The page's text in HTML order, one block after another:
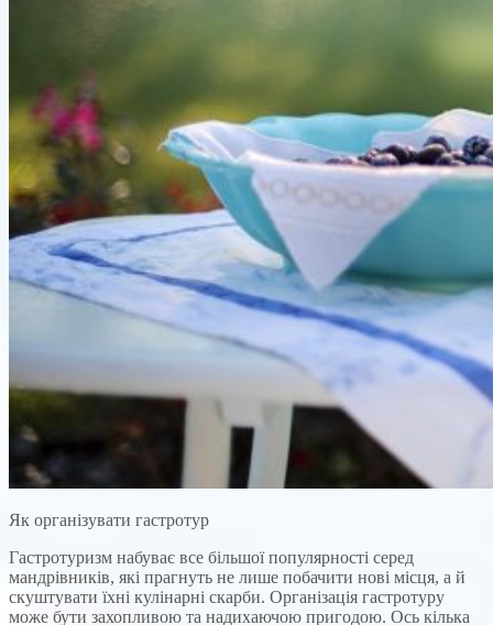
Як організувати гастротур
Гастротуризм набуває все більшої популярності серед
мандрівників, які прагнуть не лише побачити нові місця, а й
скуштувати їхні кулінарні скарби. Організація гастротуру
може бути захопливою та надихаючою пригодою. Ось кілька